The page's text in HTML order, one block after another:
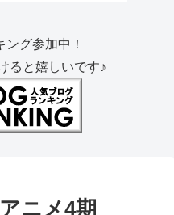
ング参加中！
ると嬉しいです♪
ニメ4期